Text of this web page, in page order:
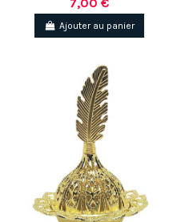
Ajouter au panier